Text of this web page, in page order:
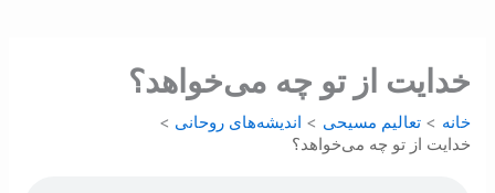
خدایت از تو چه می‌خواهد؟
خانه تعالیم مسیحی
اندیشه‌های روحانی
خدایت از تو چه می‌خواهد؟